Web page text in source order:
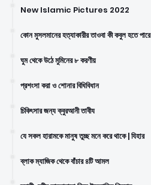
New Islamic Pictures 2022
কোন মুসলমানের হত্যাকারীর তাওবা কী কবুল হতে পারে
ঘুম থেকে উঠে মুমিনের ৮ করণীয়
প্রশংসা করা ও শোনার বিধিবিধান
চিকিৎসার জন্য ক্বুরআনী তাবীয
যে সকল হারামকে মানুষ তুচ্ছ মনে করে থাকে | যিহার
ব্লাক ম্যাজিক থেকে বাঁচার ৪টি আমল